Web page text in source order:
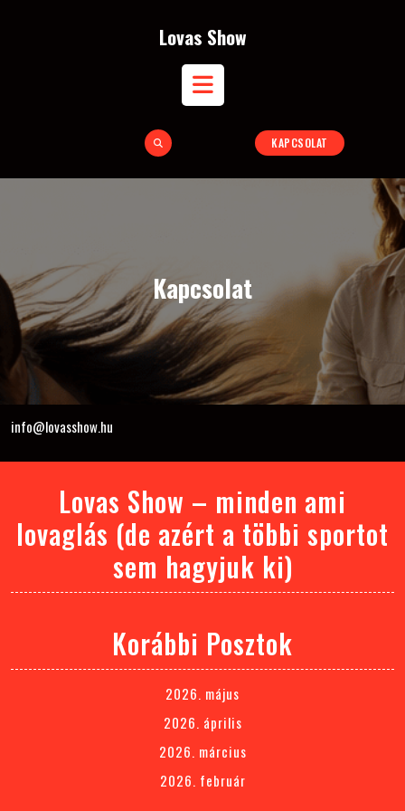
Lovas Show
Open
ButtonKAPCSOLAT
Kapcsolat
info@lovasshow.hu
Lovas Show – minden ami
lovaglás (de azért a többi sportot
sem hagyjuk ki)
Korábbi Posztok
2026. május
2026. április
2026. március
2026. február